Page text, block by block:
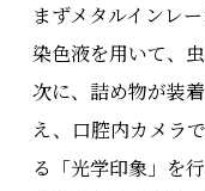
まずメタルインレ
染色液を用いて、
次に、詰め物が装
え、口腔内カメラ
る「光学印象」を行